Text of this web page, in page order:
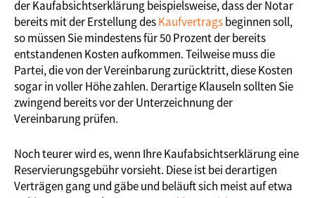
der Kaufabsichtserklärung beispielsweise, dass der Notar
bereits mit der Erstellung desKaufvertragsbeginnen soll,
so müssen Sie mindestens für 50 Prozent der bereits
entstandenen Kosten aufkommen. Teilweise muss die
Partei, die von der Vereinbarung zurücktritt, diese Kosten
sogar in voller Höhe zahlen. Derartige Klauseln sollten Sie
zwingend bereits vor der Unterzeichnung der
Vereinbarung prüfen.
Noch teurer wird es, wenn Ihre Kaufabsichtserklärung eine
Reservierungsgebühr vorsieht. Diese ist bei derartigen
Verträgen gang und gäbe und beläuft sich meist auf etwa